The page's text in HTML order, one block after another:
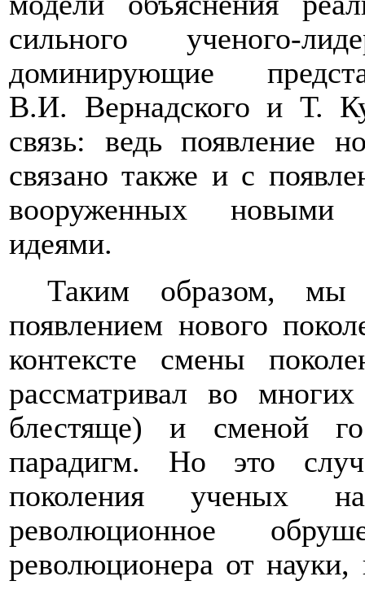
сильного ученого-
доминирующие
В.И. Вернадского и Т.
связь: ведь появление
связано также и с
вооруженных новыми
идеями.
Таким образом, мы
появлением нового
контексте смены
рассматривал во
блестяще) и сменой
парадигм. Но это
поколения ученых
революционное
революционера от науки,